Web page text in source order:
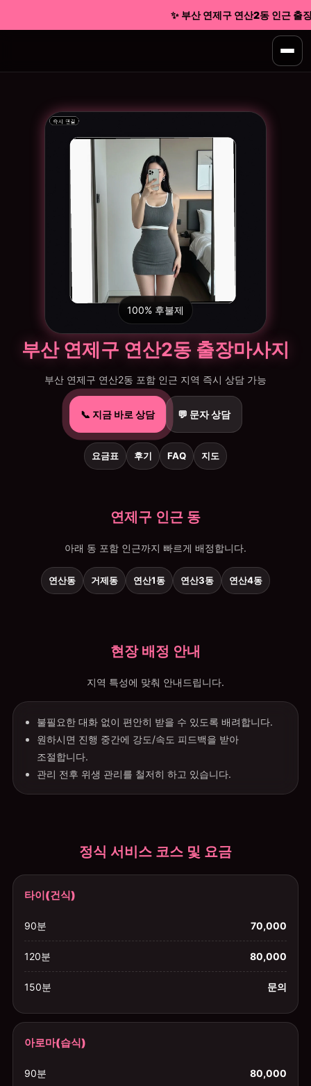
✨ 부산 연제구 연산2동 인근 출장
100% 후불제
부산 연제구 연산2동 출장마사지
부산 연제구 연산2동 포함 인근 지역 즉시 상담 가능
📞 지금 바로 상담 💬 문자 상담
요금표 후기 FAQ 지도
연제구 인근 동
아래 동 포함 인근까지 빠르게 배정합니다.
연산동 거제동 연산1동 연산3동 연산4동
현장 배정 안내
지역 특성에 맞춰 안내드립니다.
불필요한 대화 없이 편안히 받을 수 있도록 배려합니다.
원하시면 진행 중간에 강도/속도 피드백을 받아
조절합니다.
관리 전후 위생 관리를 철저히 하고 있습니다.
정식 서비스 코스 및 요금
타이(건식)
90분 70,000
120분 80,000
150분 문의
아로마(습식)
90분 80,000